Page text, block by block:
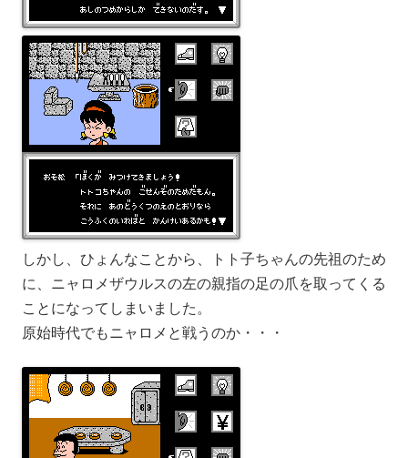
しかし、ひょんなことから、トト子ちゃんの先祖のため
に、ニャロメザウルスの左の親指の足の爪を取ってくる
ことになってしまいました。
原始時代でもニャロメと戦うのか・・・